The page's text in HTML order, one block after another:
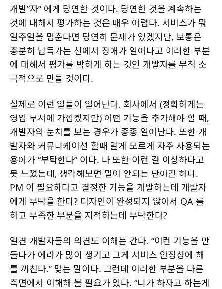
개발”자” 에게 당연한 것이다. 당연한 것을 계속하는
것에 대해서 평가하는 것은 매우 어렵다. 서비스가 뭐
일주일을 멈춘다면 당연히 문제가 있겠지만, 보통은
충분히 납득가는 선에서 장애가 일어나고 이러한 부분
에 대해서 평가를 박하게 하는 것인 개발자를 무척 소
극적으로 만들 것이다.
실제로 이런 일들이 일어난다. 회사에서 (정확하게는
영업 부서에 가깝겠지만) 어떤 기능을 추가해야 할 때,
개발자의 눈치를 보는 경우가 종종 일어난다. 또한 개
발자와 커뮤니케이션 할때 알게 모르게 자주 사용되는
용어가 “부탁한다” 이다. 나 또한 이런 걸 이상하다고
못 느꼈는데, 생각해보면 말이 안되는 단어긴 하다.
PM 이 필요하다고 결정한 기능을 개발하는데 개발자
에게 부탁을 한다? 디자인이 완성되지 않아서 QA 를
하고 부족한 부분을 지적하는데 부탁한다?
일견 개발자들의 의견도 이해는 간다. “이런 기능을 만
들다가 에러가 많이 생기고 그게 서비스 안정성에 해
를 끼친다.” 맞는 말이다. 그런데 이러한 부분을 다른
측면에서 이해해 볼 필요가 있다. “니가 하자고 하는게